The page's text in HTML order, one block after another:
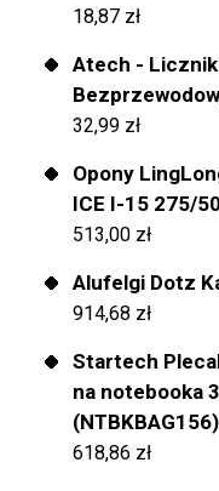
18,87 zł
Atech -
32,99 zł
Opony
ICE I-15 275/
513,00 zł
Alufelgi Dotz
914,68 zł
Startech
na notebooka
(NTBKBAG156)
618,86 zł